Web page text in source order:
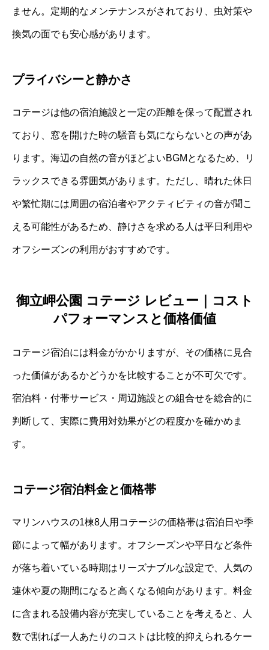
ません。定期的なメンテナンスがされており、虫対策や
換気の面でも安心感があります。
プライバシーと静かさ
コテージは他の宿泊施設と一定の距離を保って配置され
ており、窓を開けた時の騒音も気にならないとの声があ
ります。海辺の自然の音がほどよいBGMとなるため、リ
ラックスできる雰囲気があります。ただし、晴れた休日
や繁忙期には周囲の宿泊者やアクティビティの音が聞こ
える可能性があるため、静けさを求める人は平日利用や
オフシーズンの利用がおすすめです。
御立岬公園 コテージ レビュー｜コスト
パフォーマンスと価格価値
コテージ宿泊には料金がかかりますが、その価格に見合
った価値があるかどうかを比較することが不可欠です。
宿泊料・付帯サービス・周辺施設との組合せを総合的に
判断して、実際に費用対効果がどの程度かを確かめま
す。
コテージ宿泊料金と価格帯
マリンハウスの1棟8人用コテージの価格帯は宿泊日や季
節によって幅があります。オフシーズンや平日など条件
が落ち着いている時期はリーズナブルな設定で、人気の
連休や夏の期間になると高くなる傾向があります。料金
に含まれる設備内容が充実していることを考えると、人
数で割れば一人あたりのコストは比較的抑えられるケー